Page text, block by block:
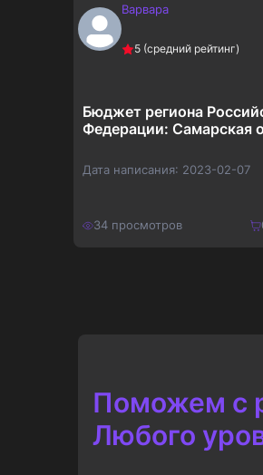
Варвара
5 (средний рейтинг)
Бюджет региона
Федерации: Самарская
Дата написания: 2023-02-07
34 просмотров
Поможем с
Любого